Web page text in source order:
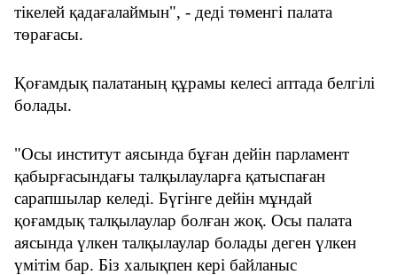
тікелей қадағалаймын", - деді төменгі палата
төрағасы.
Қоғамдық палатаның құрамы келесі аптада белгілі
болады.
"Осы институт аясында бұған дейін парламент
қабырғасындағы талқылауларға қатыспаған
сарапшылар келеді. Бүгінге дейін мұндай
қоғамдық талқылаулар болған жоқ. Осы палата
аясында үлкен талқылаулар болады деген үлкен
үмітім бар. Біз халықпен кері байланыс